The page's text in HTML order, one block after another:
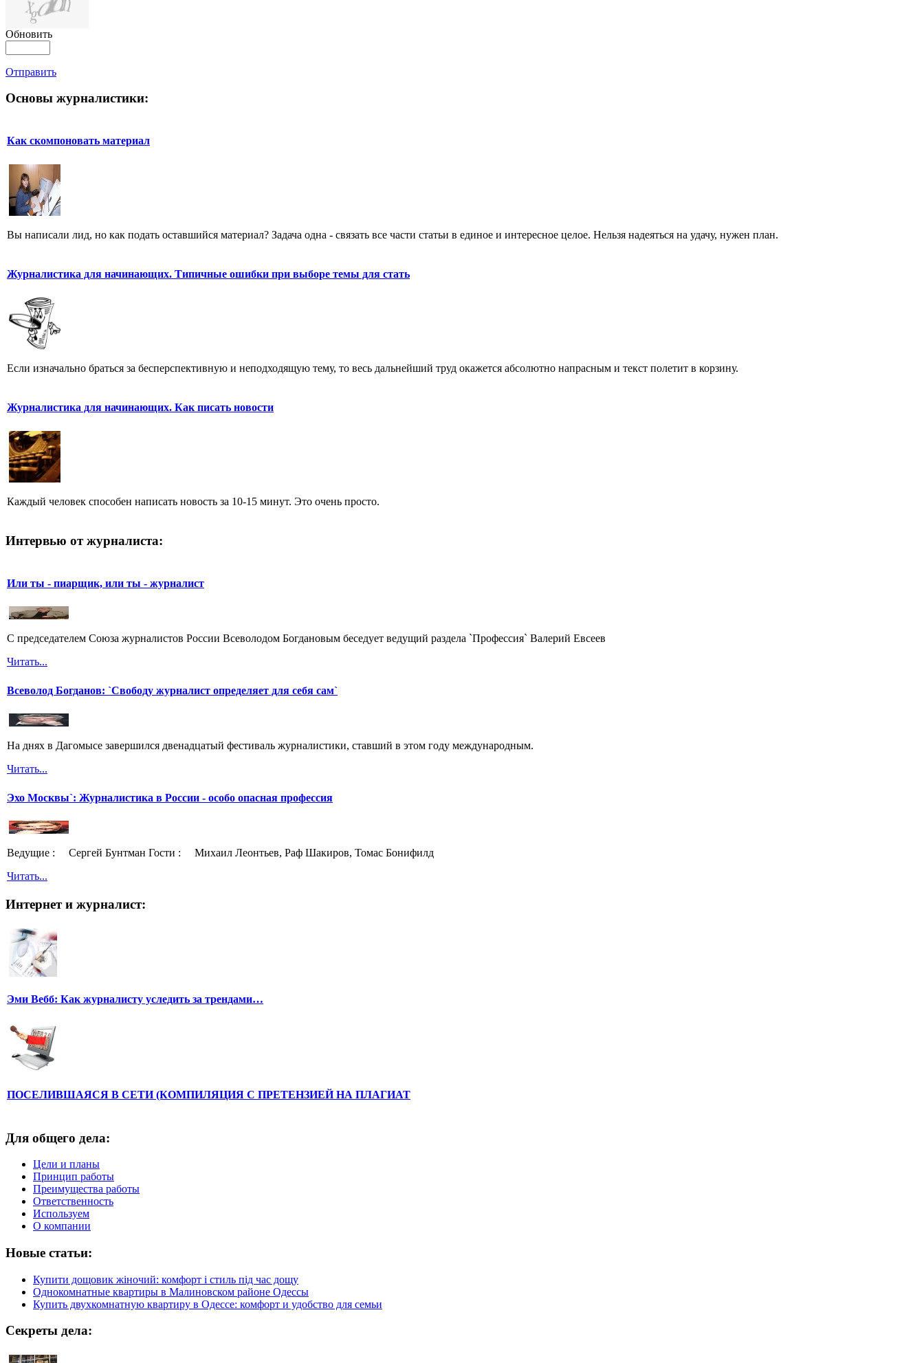
Обновить
Отправить
Основы журналистики:
Как скомпоновать материал
Вы написали лид, но как подать оставшийся материал? Задача одна - связать все части статьи в единое и интересное целое. Нельзя надеяться на удачу, нужен план.
Журналистика для начинающих. Типичные ошибки при выборе темы для стать
Если изначально браться за бесперспективную и неподходящую тему, то весь дальнейший труд окажется абсолютно напрасным и текст полетит в корзину.
Журналистика для начинающих. Как писать новости
Каждый человек способен написать новость за 10-15 минут. Это очень просто.
Интервью от журналиста:
Или ты - пиарщик, или ты - журналист
С председателем Союза журналистов России Всеволодом Богдановым беседует ведущий раздела `Профессия` Валерий Евсеев
Читать...
Всеволод Богданов: `Свободу журналист определяет для себя сам`
На днях в Дагомысе завершился двенадцатый фестиваль журналистики, ставший в этом году международным.
Читать...
Эхо Москвы`: Журналистика в России - особо опасная профессия
Ведущие : Сергей Бунтман Гости : Михаил Леонтьев, Раф Шакиров, Томас Бонифилд
Читать...
Интернет и журналист:
Эми Вебб: Как журналисту уследить за трендами…
ПОСЕЛИВШАЯСЯ В СЕТИ (КОМПИЛЯЦИЯ С ПРЕТЕНЗИЕЙ НА ПЛАГИАТ
Для общего дела:
Цели и планы
Принцип работы
Преимущества работы
Ответственность
Используем
О компании
Новые статьи:
Купити дощовик жіночий: комфорт і стиль під час дощу
Однокомнатные квартиры в Малиновском районе Одессы
Купить двухкомнатную квартиру в Одессе: комфорт и удобство для семьи
Секреты дела: